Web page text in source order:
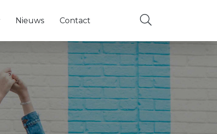
navigatie itemsnavigatie items
Nieuws Contact